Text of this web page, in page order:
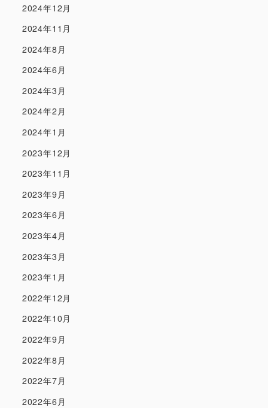
2024年12月
2024年11月
2024年8月
2024年6月
2024年3月
2024年2月
2024年1月
2023年12月
2023年11月
2023年9月
2023年6月
2023年4月
2023年3月
2023年1月
2022年12月
2022年10月
2022年9月
2022年8月
2022年7月
2022年6月